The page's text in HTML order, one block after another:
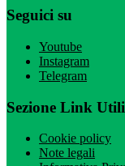
Seguici su
Youtube
Instagram
Telegram
Sezione Link Utili
Cookie policy
Note legali